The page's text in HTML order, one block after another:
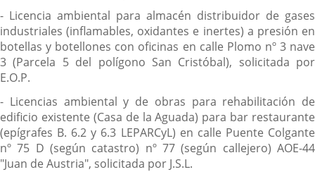
- Licencia ambiental para almacén distribuidor de gases
industriales (inflamables, oxidantes e inertes) a presión en
botellas y botellones con oficinas en calle Plomo nº 3 nave
3 (Parcela 5 del polígono San Cristóbal), solicitada por
E.O.P.
- Licencias ambiental y de obras para rehabilitación de
edificio existente (Casa de la Aguada) para bar restaurante
(epígrafes B. 6.2 y 6.3 LEPARCyL) en calle Puente Colgante
nº 75 D (según catastro) nº 77 (según callejero) AOE-44
"Juan de Austria", solicitada por J.S.L.